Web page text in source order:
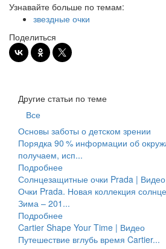
Узнавайте больше по темам:
звездные очки
Поделиться
Другие статьи по теме
Все
Основы заботы о детском зрении
Порядка 90 % информации об
получаем, исп...
Подробнее
Солнцезащитные очки Prada | Видео
Очки Prada. Новая коллекция
Зима – 201...
Подробнее
Cartier Shape Your Time | Видео
Путешествие вглубь время Cartier...